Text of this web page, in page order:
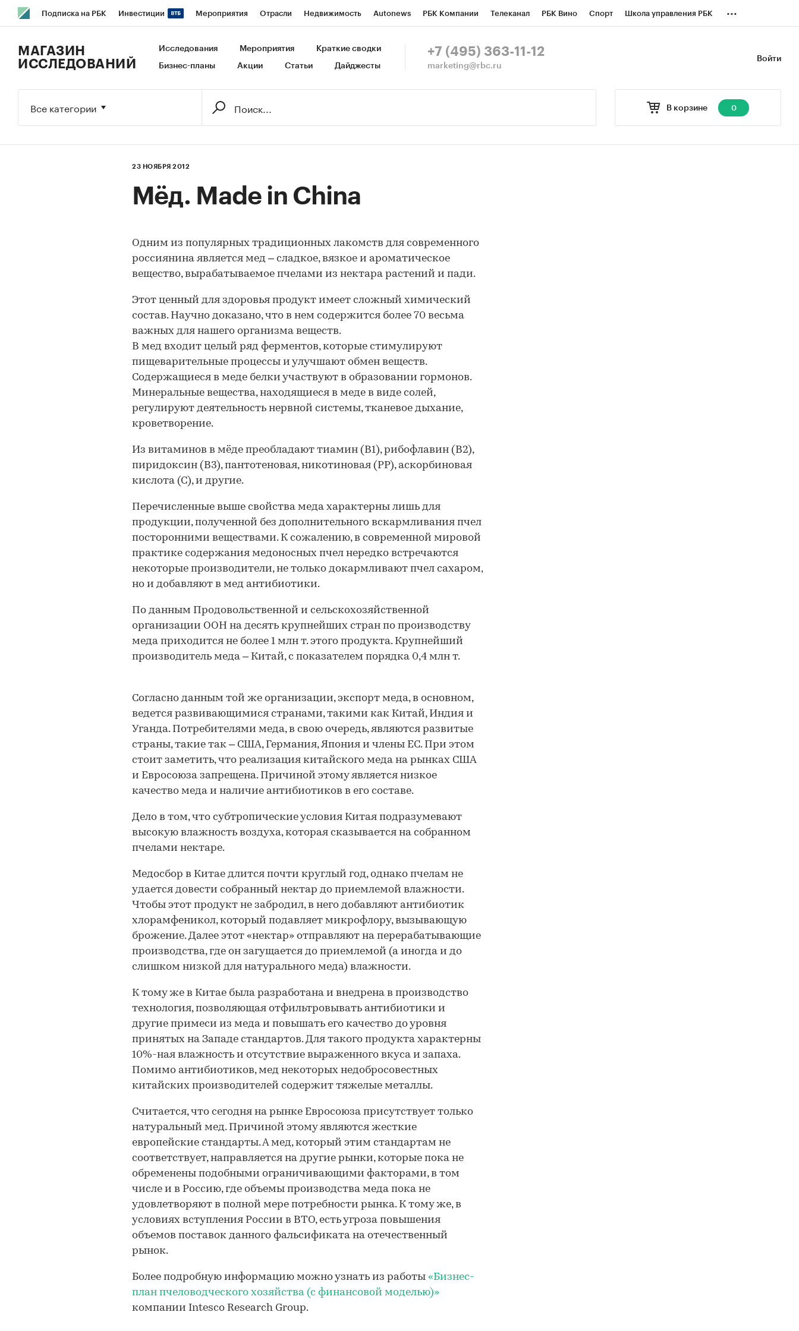
Подписка на РБК Инвестиции Мероприятия Отрасли Недвижимость Autonews РБК Компании Телеканал РБК Вино Спорт Школа управления РБК
Исследования Кредитные рейтинги Франшизы Газета Спецпроекты СПб Конференции СПб Спецпроекты
...
Войти
МАГАЗИН
ИССЛЕДОВАНИЙ
Исследования Мероприятия Краткие сводки
Бизнес-планы Акции Статьи Дайджесты
+7 (495) 363-11-12
marketing@rbc.ru
В корзине 0
Все категории
23 НОЯБРЯ 2012
Мёд. Made in China
Одним из популярных традиционных лакомств для современного
россиянина является мед – сладкое, вязкое и ароматическое
вещество, вырабатываемое пчелами из нектара растений и пади.
Этот ценный для здоровья продукт имеет сложный химический
состав. Научно доказано, что в нем содержится более 70 весьма
важных для нашего организма веществ.
В мед входит целый ряд ферментов, которые стимулируют
пищеварительные процессы и улучшают обмен веществ.
Содержащиеся в меде белки участвуют в образовании гормонов.
Минеральные вещества, находящиеся в меде в виде солей,
регулируют деятельность нервной системы, тканевое дыхание,
кроветворение.
Из витаминов в мёде преобладают тиамин (В1), рибофлавин (В2),
пиридоксин (В3), пантотеновая, никотиновая (РР), аскорбиновая
кислота (С), и другие.
Перечисленные выше свойства меда характерны лишь для
продукции, полученной без дополнительного вскармливания пчел
посторонними веществами. К сожалению, в современной мировой
практике содержания медоносных пчел нередко встречаются
некоторые производители, не только докармливают пчел сахаром,
но и добавляют в мед антибиотики.
По данным Продовольственной и сельскохозяйственной
организации ООН на десять крупнейших стран по производству
меда приходится не более 1 млн т. этого продукта. Крупнейший
производитель меда – Китай, с показателем порядка 0,4 млн т.
Согласно данным той же организации, экспорт меда, в основном,
ведется развивающимися странами, такими как Китай, Индия и
Уганда. Потребителями меда, в свою очередь, являются развитые
страны, такие так – США, Германия, Япония и члены ЕС. При этом
стоит заметить, что реализация китайского меда на рынках США
и Евросоюза запрещена. Причиной этому является низкое
качество меда и наличие антибиотиков в его составе.
Дело в том, что субтропические условия Китая подразумевают
высокую влажность воздуха, которая сказывается на собранном
пчелами нектаре.
Медосбор в Китае длится почти круглый год, однако пчелам не
удается довести собранный нектар до приемлемой влажности.
Чтобы этот продукт не забродил, в него добавляют антибиотик
хлорамфеникол, который подавляет микрофлору, вызывающую
брожение. Далее этот «нектар» отправляют на перерабатывающие
производства, где он загущается до приемлемой (а иногда и до
слишком низкой для натурального меда) влажности.
К тому же в Китае была разработана и внедрена в производство
технология, позволяющая отфильтровывать антибиотики и
другие примеси из меда и повышать его качество до уровня
принятых на Западе стандартов. Для такого продукта характерны
10%-ная влажность и отсутствие выраженного вкуса и запаха.
Помимо антибиотиков, мед некоторых недобросовестных
китайских производителей содержит тяжелые металлы.
Считается, что сегодня на рынке Евросоюза присутствует только
натуральный мед. Причиной этому являются жесткие
европейские стандарты. А мед, который этим стандартам не
соответствует, направляется на другие рынки, которые пока не
обременены подобными ограничивающими факторами, в том
числе и в Россию, где объемы производства меда пока не
удовлетворяют в полной мере потребности рынка. К тому же, в
условиях вступления России в ВТО, есть угроза повышения
объемов поставок данного фальсификата на отечественный
рынок.
Более подробную информацию можно узнать из работы «Бизнес-
план пчеловодческого хозяйства (с финансовой моделью)»
компании Intesco Research Group.